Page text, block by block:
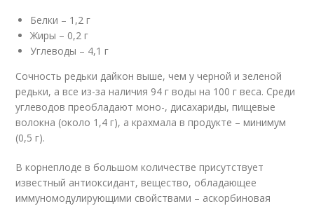
Белки – 1,2 г
Жиры – 0,2 г
Углеводы – 4,1 г
Сочность редьки дайкон выше, чем у черной и зеленой
редьки, а все из-за наличия 94 г воды на 100 г веса. Среди
углеводов преобладают моно-, дисахариды, пищевые
волокна (около 1,4 г), а крахмала в продукте – минимум
(0,5 г).
В корнеплоде в большом количестве присутствует
известный антиоксидант, вещество, обладающее
иммуномодулирующими свойствами – аскорбиновая